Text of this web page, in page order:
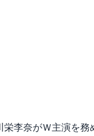
栄李奈がＷ主演を